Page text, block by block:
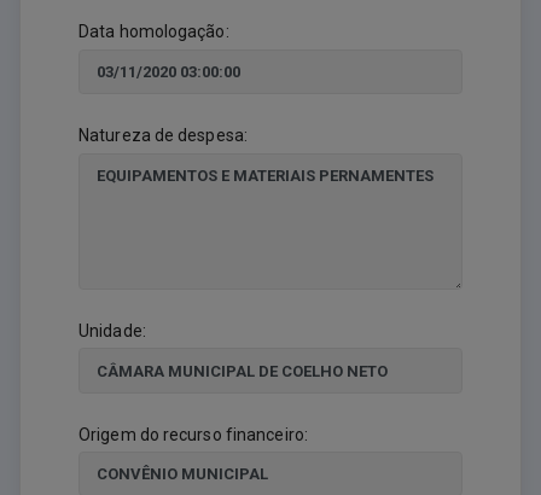
Data homologação:
Natureza de despesa:
Unidade:
Origem do recurso financeiro: